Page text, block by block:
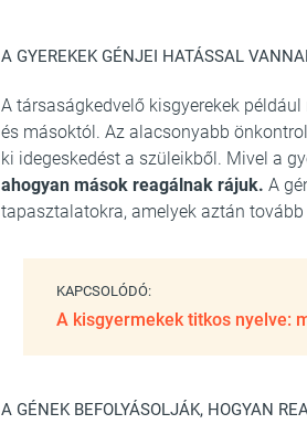
A GYEREKEK GÉNJEI HATÁSSAL
A társaságkedvelő kisgyerekek
és másoktól. Az alacsonyabb
ki idegeskedést a szüleikből. Mivel a
ahogyan mások reagálnak rájuk. A
tapasztalatokra, amelyek aztán tovább
KAPCSOLÓDÓ:
A kisgyermekek titkos nyelve:
A GÉNEK BEFOLYÁSOLJÁK, HOGYAN